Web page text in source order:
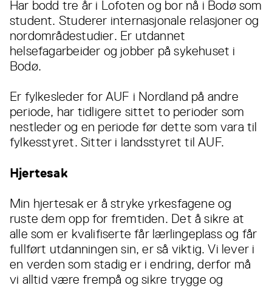
Har bodd tre år i Lofoten og bor nå i Bodø som
student. Studerer internasjonale relasjoner og
nordområdestudier. Er utdannet
helsefagarbeider og jobber på sykehuset i
Bodø.
Er fylkesleder for AUF i Nordland på andre
periode, har tidligere sittet to perioder som
nestleder og en periode før dette som vara til
fylkesstyret. Sitter i landsstyret til AUF.
Hjertesak
Min hjertesak er å stryke yrkesfagene og
ruste dem opp for fremtiden. Det å sikre at
alle som er kvalifiserte får lærlingeplass og får
fullført utdanningen sin, er så viktig. Vi lever i
en verden som stadig er i endring, derfor må
vi alltid være frempå og sikre trygge og